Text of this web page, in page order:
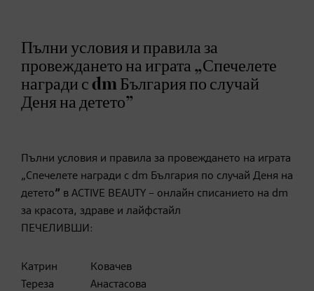
Пълни условия и правила за
провеждането на играта „Спечелете
награди с dm България по случай
Деня на детето”
Пълни условия и правила за провеждането на играта
„Спечелете награди с dm България по случай Деня на
детето” в ACTIVE BEAUTY – онлайн списанието на dm
за красота, здраве и лайфстайл
ПЕЧЕЛИВШИ:
Катрин
Ковачев
Тереза
Анастасова